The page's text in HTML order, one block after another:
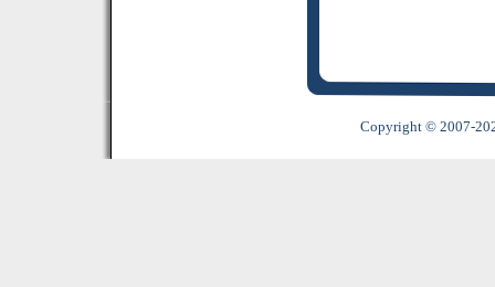
Copyright © 2007-